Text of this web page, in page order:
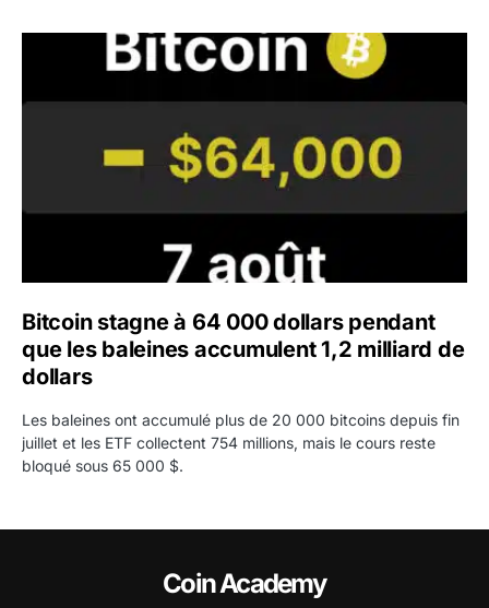
Bitcoin stagne à 64 000 dollars pendant que les
Bitcoin stagne à 64 000 dollars pendant
que les baleines accumulent 1,2 milliard de
dollars
Les baleines ont accumulé plus de 20 000 bitcoins depuis fin
juillet et les ETF collectent 754 millions, mais le cours reste
bloqué sous 65 000 $.
Coin Academy